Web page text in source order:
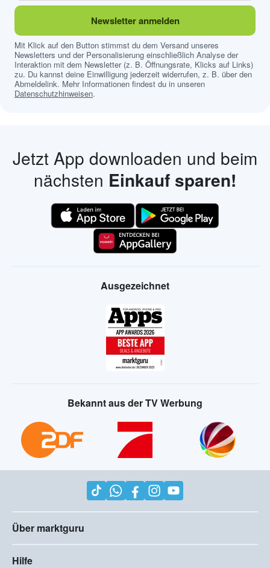
Newsletter anmelden
Mit Klick auf den Button stimmst du dem Versand unseres
Newsletters und der Personalisierung einschließlich Analyse der
Interaktion mit dem Newsletter (z. B. Öffnungsrate, Klicks auf Links)
zu. Du kannst deine Einwilligung jederzeit widerrufen, z. B. über den
Abmeldelink. Mehr Informationen findest du in unseren
Datenschutzhinweisen.
Jetzt App downloaden und beim
nächsten Einkauf sparen!
Ausgezeichnet
Bekannt aus der TV Werbung
Über marktguru
Hilfe